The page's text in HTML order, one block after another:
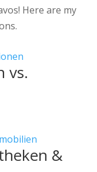
Here are my
vs.
&